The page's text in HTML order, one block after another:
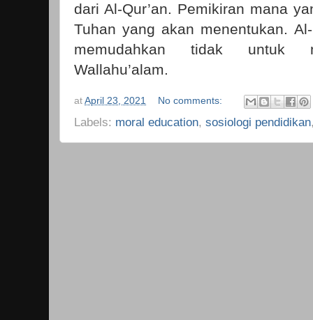
dari Al-Qur’an. Pemikiran mana
Tuhan yang akan menentukan.
memudahkan tidak untuk
Wallahu’alam.
at April 23, 2021 No comments:
Labels: moral education, sosiologi pendidikan